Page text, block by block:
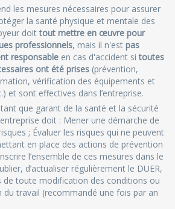
les mesures nécessaires pour assurer
la santé physique et mentale des
doittout mettre en œuvre pour
professionnels, mais il n'est pas
responsable en cas d'accident sitoutes
ont été prises (prévention,
vérification des équipements et
et sont effectives dans l’entreprise.
que garant de la santé et la sécurité
doit : Mener une démarche de
; Évaluer les risques qui ne peuvent
en place des actions de prévention
l’ensemble de ces mesures dans le
d’actualiser régulièrement le DUER,
toute modification des conditions ou
du travail (recommandé une fois par an